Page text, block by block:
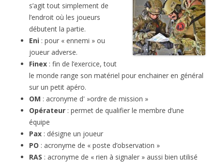
s’agit tout simplement de
l’endroit où les joueurs
débutent la partie.
Eni : pour « ennemi » ou
joueur adverse.
Finex : fin de l’exercice, tout
le monde range son matériel pour enchainer en général
sur un petit apéro.
OM : acronyme d' »ordre de mission »
Opérateur : permet de qualifier le membre d’une
équipe
Pax : désigne un joueur
PO : acronyme de « poste d’observation »
RAS : acronyme de « rien à signaler » aussi bien utilisé